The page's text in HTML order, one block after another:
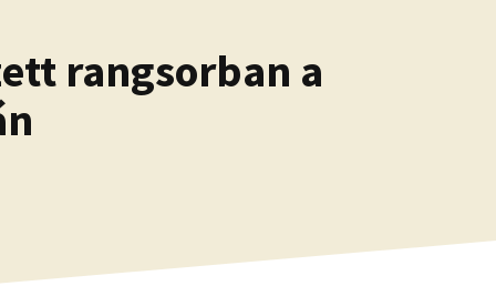
rangsorban a